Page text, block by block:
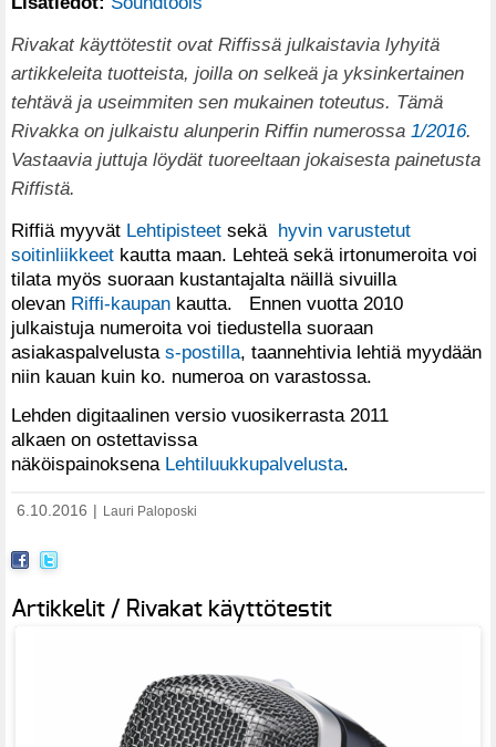
Rivakat käyttötestit ovat Riffissä julkaistavia lyhyitä
artikkeleita tuotteista, joilla on selkeä ja yksinkertainen
tehtävä ja useimmiten sen mukainen toteutus. Tämä
Rivakka on julkaistu alunperin Riffin numerossa 1/2016.
Vastaavia juttuja löydät tuoreeltaan jokaisesta painetusta
Riffistä.
Riffiä myyvät Lehtipisteet sekä hyvin varustetut
soitinliikkeet kautta maan. Lehteä sekä irtonumeroita voi
tilata myös suoraan kustantajalta näillä sivuilla
olevan Riffi-kaupan kautta. Ennen vuotta 2010
julkaistuja numeroita voi tiedustella suoraan
asiakaspalvelusta s-postilla, taannehtivia lehtiä myydään
niin kauan kuin ko. numeroa on varastossa.
Lehden digitaalinen versio vuosikerrasta 2011
alkaen on ostettavissa
näköispainoksena Lehtiluukkupalvelusta.
6.10.2016 Lauri Paloposki
Artikkelit / Rivakat käyttötestit